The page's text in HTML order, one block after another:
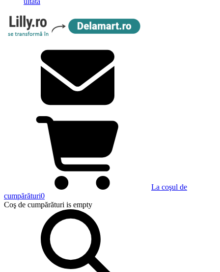
La coşul de
cumpărături0
Coş de cumpărături is empty